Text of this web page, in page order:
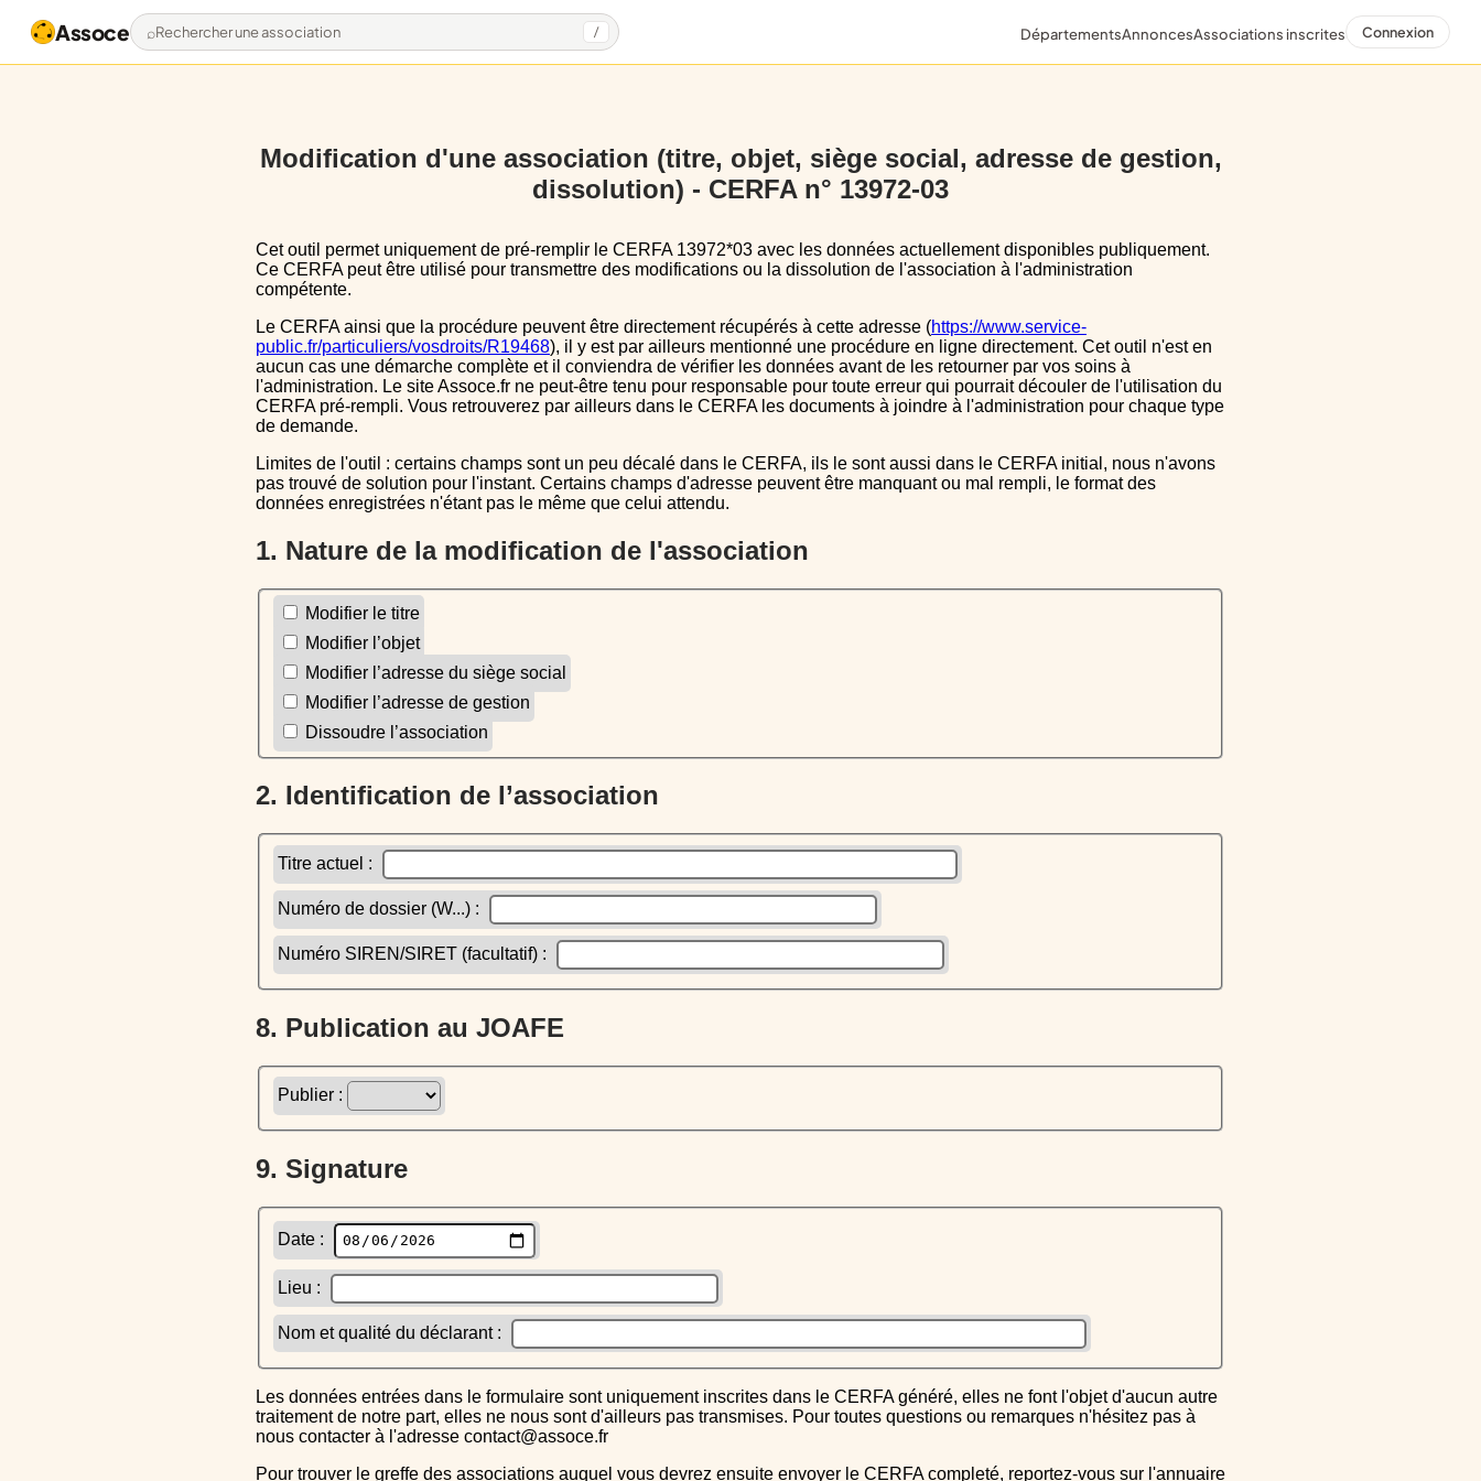
Assoce Rechercher une association / DépartementsAnnoncesAssociations inscrites Connexion
Modification d'une association (titre, objet, siège social, adresse de gestion,
dissolution) - CERFA n° 13972-03
Cet outil permet uniquement de pré-remplir le CERFA 13972*03 avec les données actuellement disponibles publiquement.
Ce CERFA peut être utilisé pour transmettre des modifications ou la dissolution de l'association à l'administration
compétente.
Le CERFA ainsi que la procédure peuvent être directement récupérés à cette adresse (https://www.service-
public.fr/particuliers/vosdroits/R19468), il y est par ailleurs mentionné une procédure en ligne directement. Cet outil n'est en
aucun cas une démarche complète et il conviendra de vérifier les données avant de les retourner par vos soins à
l'administration. Le site Assoce.fr ne peut-être tenu pour responsable pour toute erreur qui pourrait découler de l'utilisation du
CERFA pré-rempli. Vous retrouverez par ailleurs dans le CERFA les documents à joindre à l'administration pour chaque type
de demande.
Limites de l'outil : certains champs sont un peu décalé dans le CERFA, ils le sont aussi dans le CERFA initial, nous n'avons
pas trouvé de solution pour l'instant. Certains champs d'adresse peuvent être manquant ou mal rempli, le format des
données enregistrées n'étant pas le même que celui attendu.
1. Nature de la modification de l'association
Modifier le titre
Modifier l’objet
Modifier l’adresse du siège social
Modifier l’adresse de gestion
Dissoudre l’association
2. Identification de l’association
Titre actuel :
Numéro de dossier (W...) :
Numéro SIREN/SIRET (facultatif) :
8. Publication au JOAFE
Publier :
9. Signature
Date :
Lieu :
Nom et qualité du déclarant :
Les données entrées dans le formulaire sont uniquement inscrites dans le CERFA généré, elles ne font l'objet d'aucun autre
traitement de notre part, elles ne nous sont d'ailleurs pas transmises. Pour toutes questions ou remarques n'hésitez pas à
nous contacter à l'adresse contact@assoce.fr
Pour trouver le greffe des associations auquel vous devrez ensuite envoyer le CERFA completé, reportez-vous sur l'annuaire